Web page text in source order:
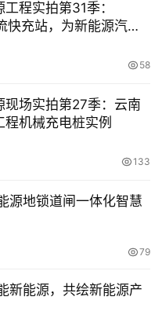
程实拍第31季：
快充站，为新能源汽车
58
现场实拍第27季：云南
程机械充电桩实例
133
源地锁道闸一体化智慧
79
新能源，共绘新能源产